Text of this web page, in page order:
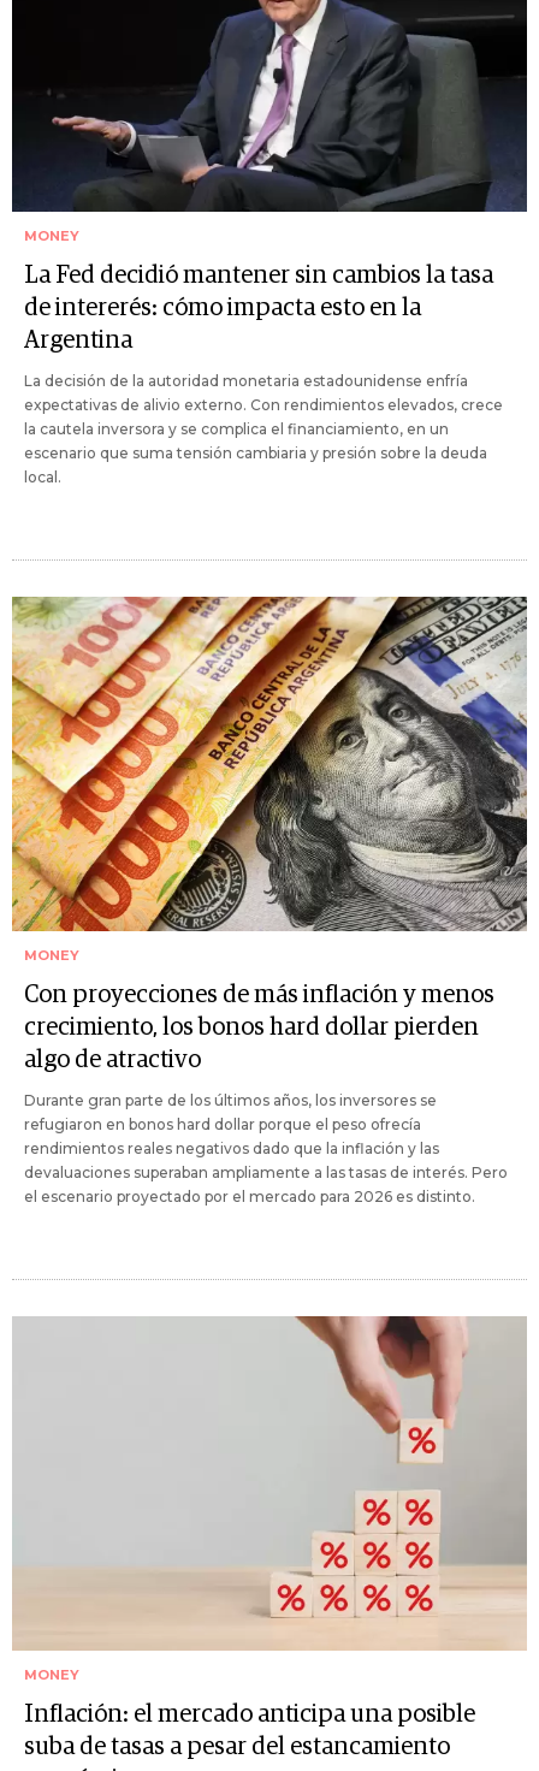
MONEY
La Fed decidió mantener sin cambios la tasa
de intererés: cómo impacta esto en la
Argentina
La decisión de la autoridad monetaria estadounidense enfría
expectativas de alivio externo. Con rendimientos elevados, crece
la cautela inversora y se complica el financiamiento, en un
escenario que suma tensión cambiaria y presión sobre la deuda
local.
MONEY
Con proyecciones de más inflación y menos
crecimiento, los bonos hard dollar pierden
algo de atractivo
Durante gran parte de los últimos años, los inversores se
refugiaron en bonos hard dollar porque el peso ofrecía
rendimientos reales negativos dado que la inflación y las
devaluaciones superaban ampliamente a las tasas de interés. Pero
el escenario proyectado por el mercado para 2026 es distinto.
MONEY
Inflación: el mercado anticipa una posible
suba de tasas a pesar del estancamiento